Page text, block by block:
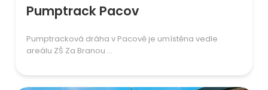
Pumptrack Pacov
Pumptracková dráha v Pacově je umístěna vedle
areálu ZŠ Za Branou ...